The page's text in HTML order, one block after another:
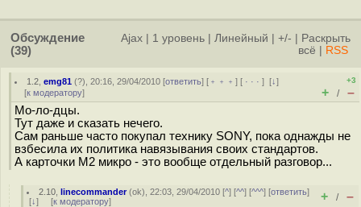
Обсуждение
(39)
Ajax 1 уровень Линейный +/-
Раскрыть
всё
RSS
1.2 ,emg81 (?), 20:16, 29/04/2010 [ответить] [ ﹢﹢﹢] [ · · ·][↓]
[к модератору]
+3
+ / –
Мо-ло-дцы.
Тут даже и сказать нечего.
Сам раньше часто покупал технику SONY, пока однажды не
взбесила их политика навязывания своих стандартов.
А карточки М2 микро - это вообще отдельный разговор...
2.10 ,linecommander(ok), 22:03, 29/04/2010 [^] [^^] [^^^] [ответить]
[↓] [к модератору] + / –